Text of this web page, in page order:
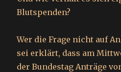
Blutspenden?
Wer die Frage nicht auf
sei erklärt, dass am
der Bundestag Anträge